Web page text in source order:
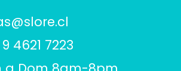
4621 7223